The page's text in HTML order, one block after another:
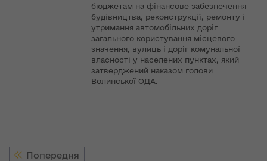
бюджетам на фінансове забезпечення
будівництва, реконструкції, ремонту і
утримання автомобільних доріг
загального користування місцевого
значення, вулиць і доріг комунальної
власності у населених пунктах, який
затверджений наказом голови
Волинської ОДА.
Попередня